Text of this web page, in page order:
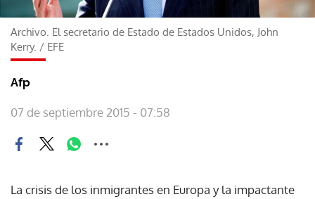
Archivo. El secretario de Estado de Estados Unidos, John
Kerry. / EFE
Afp
07 de septiembre 2015 - 07:58
La crisis de los inmigrantes en Europa y la impactante